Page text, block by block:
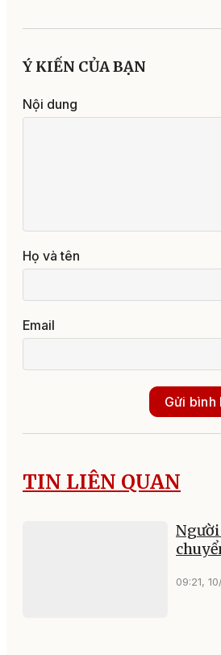
Ý KIẾN CỦA BẠN
Nội dung
Họ và tên
Email
Gửi bình
TIN LIÊN QUAN
09:21,